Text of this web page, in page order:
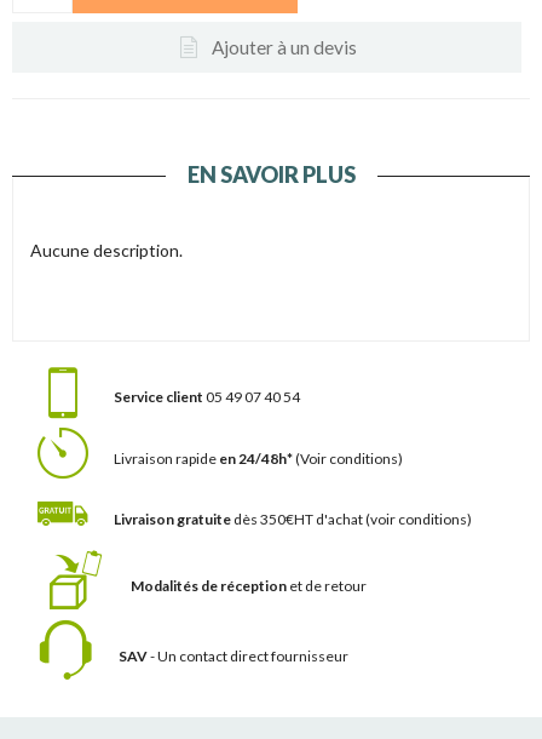
Ajouter à un devis
EN SAVOIR PLUS
Aucune description.
Service client 05 49 07 40 54
Livraison rapide en 24/48h*(Voir conditions)
Livraison gratuite dès 350€HT d'achat(voir conditions)
Modalités de réception et de retour
SAV- Un contact direct fournisseur